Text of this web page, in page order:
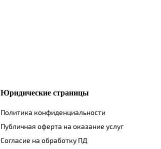
Юридические страницы
Политика конфиденциальности
Публичная оферта на оказание услуг
Согласие на обработку ПД